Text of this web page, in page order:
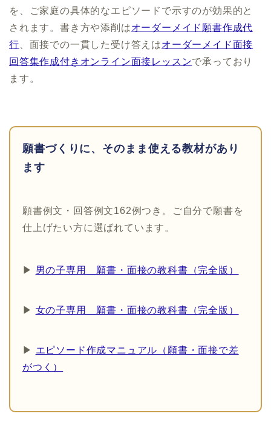
を、ご家庭の具体的なエピソードで示すのが効果的と
されます。書き方や添削はオーダーメイド願書作成代
行 、面接での一貫した受け答えはオーダーメイド面接
回答集作成付きオンライン面接レッスンで承っており
ます。
願書づくりに、そのまま使える教材があり
ます
願書例文・回答例文162例つき。ご自分で願書を
仕上げたい方に選ばれています。
▶ 男の子専用 願書・面接の教科書（完全版）
▶ 女の子専用 願書・面接の教科書（完全版）
▶ エピソード作成マニュアル（願書・面接で差
がつく）